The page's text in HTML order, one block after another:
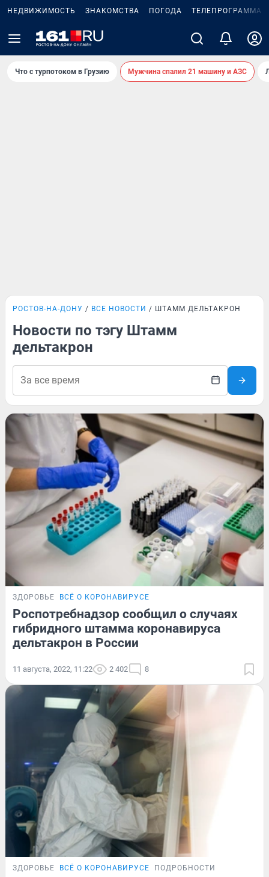
НЕДВИЖИМОСТЬ ЗНАКОМСТВА ПОГОДА ТЕЛЕПРОГРАММА
Что с турпотоком в Грузию Мужчина спалил 21 машину и АЗС
РОСТОВ-НА-ДОНУ ВСЕ НОВОСТИ ШТАММ ДЕЛЬТАКРОН
Новости по тэгу Штамм
дельтакрон
ЗДОРОВЬЕ ВСЁ О КОРОНАВИРУСЕ
Роспотребнадзор сообщил о случаях
гибридного штамма коронавируса
дельтакрон в России
11 августа, 2022, 11:22 2 402 8
ЗДОРОВЬЕ ВСЁ О КОРОНАВИРУСЕ ПОДРОБНОСТИ